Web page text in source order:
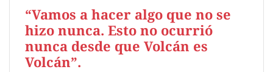
“Vamos a hacer algo que no se
hizo nunca. Esto no ocurrió
nunca desde que Volcán es
Volcán”.